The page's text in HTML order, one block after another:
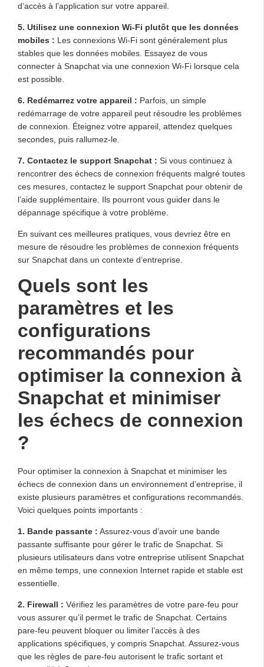
d’accès à l’application sur votre appareil.
5. Utilisez une connexion Wi-Fi plutôt que les données
mobiles : Les connexions Wi-Fi sont généralement plus
stables que les données mobiles. Essayez de vous
connecter à Snapchat via une connexion Wi-Fi lorsque cela
est possible.
6. Redémarrez votre appareil : Parfois, un simple
redémarrage de votre appareil peut résoudre les problèmes
de connexion. Éteignez votre appareil, attendez quelques
secondes, puis rallumez-le.
7. Contactez le support Snapchat : Si vous continuez à
rencontrer des échecs de connexion fréquents malgré toutes
ces mesures, contactez le support Snapchat pour obtenir de
l’aide supplémentaire. Ils pourront vous guider dans le
dépannage spécifique à votre problème.
En suivant ces meilleures pratiques, vous devriez être en
mesure de résoudre les problèmes de connexion fréquents
sur Snapchat dans un contexte d’entreprise.
Quels sont les
paramètres et les
configurations
recommandés pour
optimiser la connexion à
Snapchat et minimiser
les échecs de connexion
?
Pour optimiser la connexion à Snapchat et minimiser les
échecs de connexion dans un environnement d’entreprise, il
existe plusieurs paramètres et configurations recommandés.
Voici quelques points importants :
1. Bande passante : Assurez-vous d’avoir une bande
passante suffisante pour gérer le trafic de Snapchat. Si
plusieurs utilisateurs dans votre entreprise utilisent Snapchat
en même temps, une connexion Internet rapide et stable est
essentielle.
2. Firewall : Vérifiez les paramètres de votre pare-feu pour
vous assurer qu’il permet le trafic de Snapchat. Certains
pare-feu peuvent bloquer ou limiter l’accès à des
applications spécifiques, y compris Snapchat. Assurez-vous
que les règles de pare-feu autorisent le trafic sortant et